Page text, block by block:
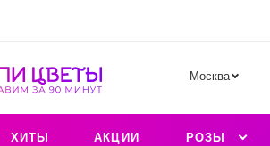
Москва
ХИТЫ АКЦИИ РОЗЫ